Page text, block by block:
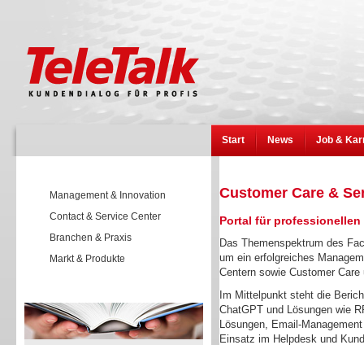
Start News Job &
Management & Innovation
Contact & Service Center
Branchen & Praxis
Markt & Produkte
Customer Care &
Portal für
Das Themenspektrum des
um ein erfolgreiches
Centern sowie Customer
Im Mittelpunkt steht die
ChatGPT und Lösungen wie
Lösungen, Email-
Einsatz im Helpdesk und